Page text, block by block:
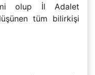
olup İl Adalet
tüm bilirkişi